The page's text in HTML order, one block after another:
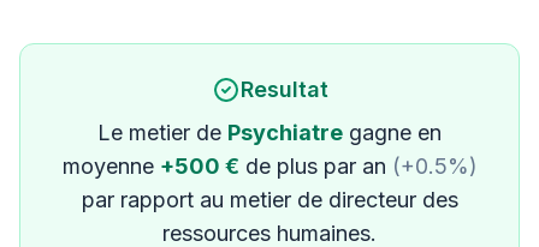
Resultat
Le metier de Psychiatre gagne en
moyenne +500 € de plus par an (+0.5%)
par rapport au metier de directeur des
ressources humaines.